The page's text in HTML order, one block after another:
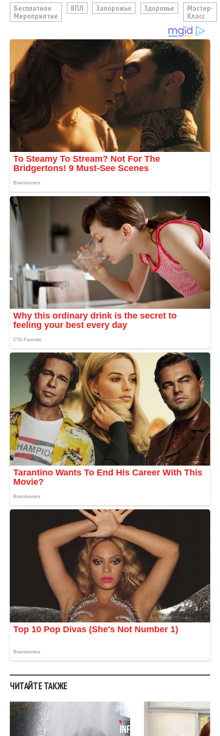
Бесплатное
Мероприятие
ВПЛ Запорожье Здоровье
Мастер-
Класс
ЧИТАЙТЕ ТАКЖЕ